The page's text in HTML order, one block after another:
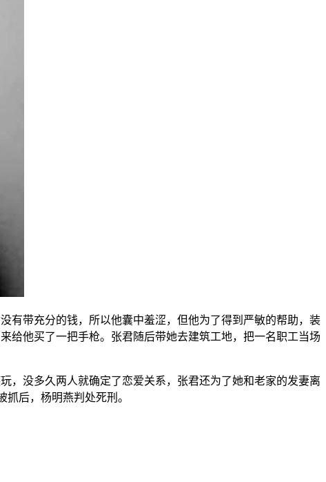
有带充分的钱，所以他囊中羞涩，但他为了得到严敏的帮助，装
给他买了一把手枪。张君随后带她去建筑工地，把一名职工当场
，没多久两人就确定了恋爱关系，张君还为了她和老家的发妻离
后，杨明燕判处死刑。